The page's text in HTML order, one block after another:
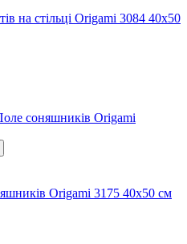
на стільці Origami 3084 40x50
Origami 3175 40x50 см